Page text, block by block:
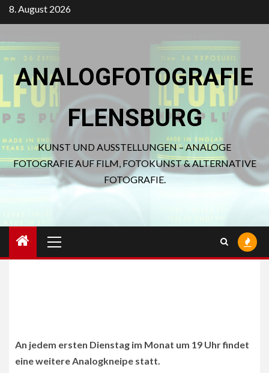
Zum
Inhalt
springen
8. August 2026
ANALOGFOTOGRAFIE
FLENSBURG
KUNST UND AUSSTELLUNGEN – ANALOGE
FOTOGRAFIE AUF FILM, FOTOKUNST & ALTERNATIVE
FOTOGRAFIE.
Menü
An jedem ersten Dienstag im Monat um 19 Uhr findet
eine weitere Analogkneipe statt.